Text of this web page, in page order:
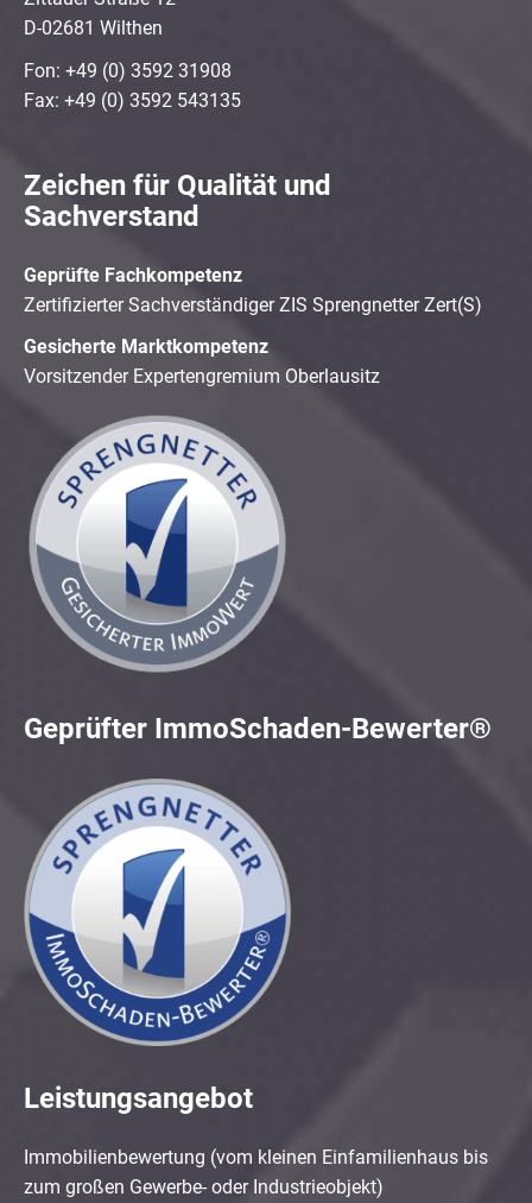
D-02681 Wilthen
Fon: +49 (0) 3592 31908
Fax: +49 (0) 3592 543135
Zeichen für Qualität und
Sachverstand
Geprüfte Fachkompetenz
Zertifizierter Sachverständiger ZIS Sprengnetter Zert(S)
Gesicherte Marktkompetenz
Vorsitzender Expertengremium Oberlausitz
Geprüfter ImmoSchaden-Bewerter®
Leistungsangebot
Immobilienbewertung (vom kleinen Einfamilienhaus bis
zum großen Gewerbe- oder Industrieobjekt)